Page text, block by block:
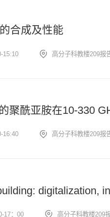
合成及性能
15:10 高分子科教楼209报
聚酰亚胺在10-330
16:40 高分子科教楼209报
digitalization,
17：00 高分子科教楼209